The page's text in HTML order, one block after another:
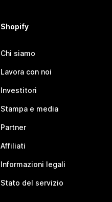
Shopify
Chi siamo
Lavora con noi
Investitori
Stampa e media
Partner
Affiliati
Informazioni legali
Stato del servizio